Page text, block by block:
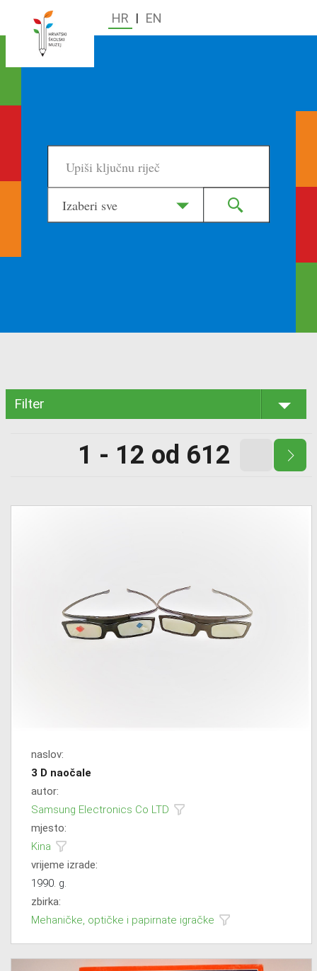
HR | EN
Izaberi sve
Filter
1 - 12 od 612
naslov:
3 D naočale
autor:
Samsung Electronics Co LTD
mjesto:
Kina
vrijeme izrade:
1990. g.
zbirka:
Mehaničke, optičke i papirnate igračke